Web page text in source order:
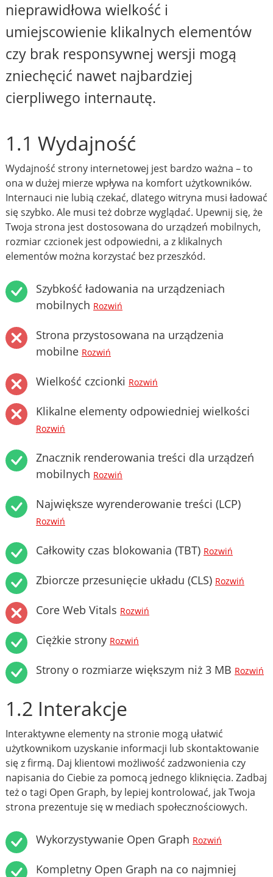
nieprawidłowa wielkość i
umiejscowienie klikalnych elementów
czy brak responsywnej wersji mogą
zniechęcić nawet najbardziej
cierpliwego internautę.
1.1 Wydajność
Wydajność strony internetowej jest bardzo ważna – to
ona w dużej mierze wpływa na komfort użytkowników.
Internauci nie lubią czekać, dlatego witryna musi ładować
się szybko. Ale musi też dobrze wyglądać. Upewnij się, że
Twoja strona jest dostosowana do urządzeń mobilnych,
rozmiar czcionek jest odpowiedni, a z klikalnych
elementów można korzystać bez przeszkód.
Szybkość ładowania na urządzeniach
mobilnych Rozwiń
Strona przystosowana na urządzenia
mobilne Rozwiń
Wielkość czcionki Rozwiń
Klikalne elementy odpowiedniej wielkości
Rozwiń
Znacznik renderowania treści dla urządzeń
mobilnych Rozwiń
Największe wyrenderowanie treści (LCP)
Rozwiń
Całkowity czas blokowania (TBT) Rozwiń
Zbiorcze przesunięcie układu (CLS) Rozwiń
Core Web Vitals Rozwiń
Ciężkie strony Rozwiń
Strony o rozmiarze większym niż 3 MB Rozwiń
1.2 Interakcje
Interaktywne elementy na stronie mogą ułatwić
użytkownikom uzyskanie informacji lub skontaktowanie
się z firmą. Daj klientowi możliwość zadzwonienia czy
napisania do Ciebie za pomocą jednego kliknięcia. Zadbaj
też o tagi Open Graph, by lepiej kontrolować, jak Twoja
strona prezentuje się w mediach społecznościowych.
Wykorzystywanie Open Graph Rozwiń
Kompletny Open Graph na co najmniej